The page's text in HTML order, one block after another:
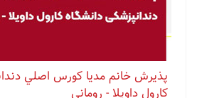
پذيرش خانم مدیا كورس اصلي
كارول داويلا - روماني